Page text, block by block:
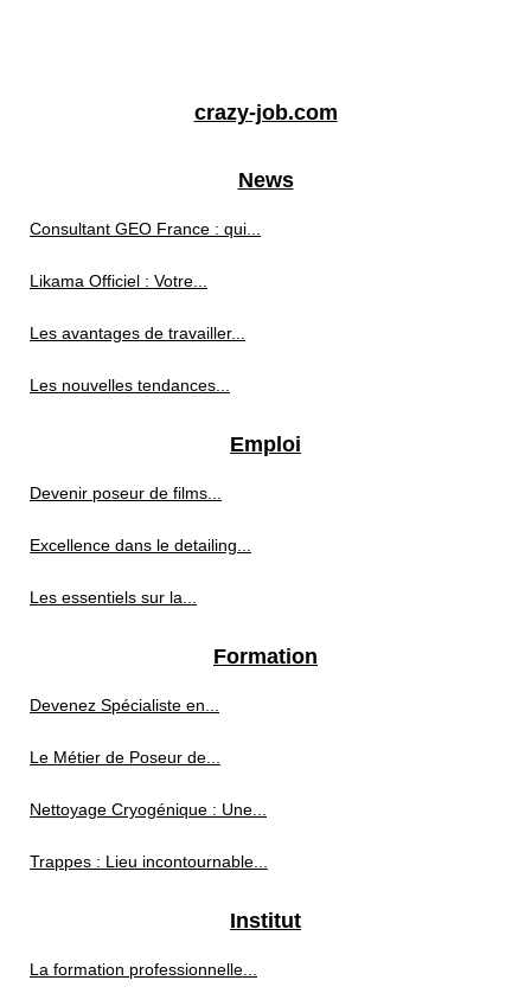
crazy-job.com
News
Consultant GEO France : qui...
Likama Officiel : Votre...
Les avantages de travailler...
Les nouvelles tendances...
Emploi
Devenir poseur de films...
Excellence dans le detailing...
Les essentiels sur la...
Formation
Devenez Spécialiste en...
Le Métier de Poseur de...
Nettoyage Cryogénique : Une...
Trappes : Lieu incontournable...
Institut
La formation professionnelle...